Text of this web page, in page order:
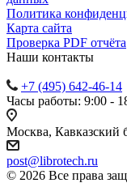
Политика
Карта сайта
Проверка PDF отчёта
Наши контакты
+7 (495) 642-46-14
Часы работы: 9:00 -
Москва, Кавказский
post@librotech.ru
© 2026 Все права